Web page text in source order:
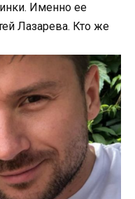
Именно ее
Лазарева. Кто же